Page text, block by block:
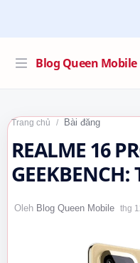
Blog Queen Mobile
Trang chủ Bài đăng
REALME 16
TIẾNG, HIỆU
VỌNG 🌿🤔